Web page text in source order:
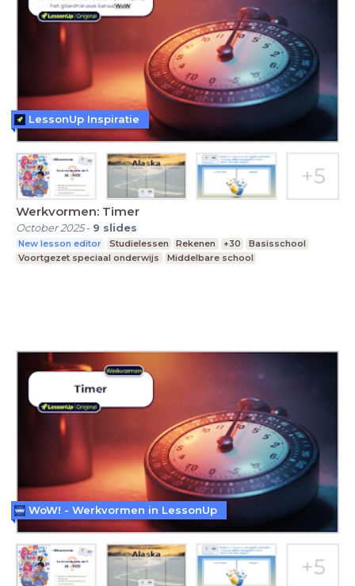
Werkvormen: Timer
October 2025- 9 slides
New lesson editor Studielessen Rekenen +30
Basisschool
Voortgezet speciaal onderwijs
Middelbare school
LessonUp Inspiratie
WoW! - Werkvormen in LessonUp